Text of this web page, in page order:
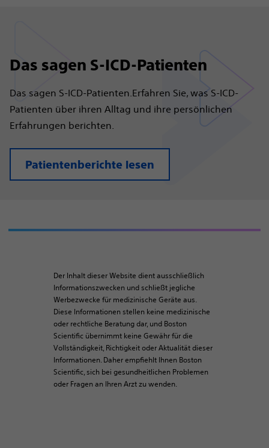
Das sagen S-ICD-Patienten
Das sagen S-ICD-Patienten.Erfahren Sie, was S-ICD-
Patienten über ihren Alltag und ihre persönlichen
Erfahrungen berichten.
Patientenberichte lesen
Der Inhalt dieser Website dient ausschließlich
Informationszwecken und schließt jegliche
Werbezwecke für medizinische Geräte aus.
Diese Informationen stellen keine medizinische
oder rechtliche Beratung dar, und Boston
Scientific übernimmt keine Gewähr für die
Vollständigkeit, Richtigkeit oder Aktualität dieser
Informationen. Daher empfiehlt Ihnen Boston
Scientific, sich bei gesundheitlichen Problemen
oder Fragen an Ihren Arzt zu wenden.